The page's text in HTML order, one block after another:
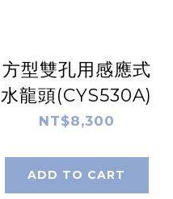
方型雙孔用感應式
水龍頭(CYS530A)
NT$8,300
ADD TO CART